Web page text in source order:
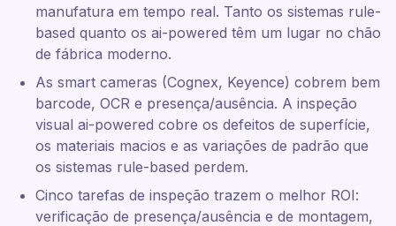
manufatura em tempo real. Tanto os sistemas rule-
based quanto os ai-powered têm um lugar no chão
de fábrica moderno.
As smart cameras (Cognex, Keyence) cobrem bem
barcode, OCR e presença/ausência. A inspeção
visual ai-powered cobre os defeitos de superfície,
os materiais macios e as variações de padrão que
os sistemas rule-based perdem.
Cinco tarefas de inspeção trazem o melhor ROI:
verificação de presença/ausência e de montagem,